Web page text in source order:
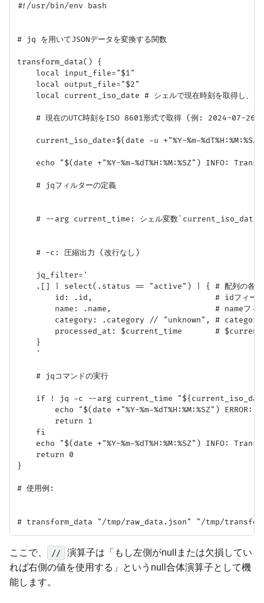
#!/usr/bin/env bash
# jq を用いてJSONデータを変換する関数
transform_data() {
    local input_file="$1"
    local output_file="$2"
local current_iso_date # シェルで現在時刻を取得し、jq
# 現在のUTC時刻をISO 8601形式で取得 (例: 2024-07-
current_iso_date=$(date -u +"%Y-%m-
echo "$(date +"%Y-%m-%dT%H:%M:%SZ") INFO:
    # jqフィルターの定義
# --arg current_time: シェル変数`current_iso_date`
    # -c: 圧縮出力 (改行なし)
    jq_filter='
.[] | select(.status == "active") | { # 配列の各要
id: .id,                          # idフィール
name: .name,                      # nameフィー
category: .category // "unknown", # categoryが
processed_at: $current_time       #
    }
    '
    # jqコマンドの実行
if ! jq -c --arg current_time
echo "$(date +"%Y-%m-%dT%H:%M:%SZ") ERROR:
        return 1
    fi
echo "$(date +"%Y-%m-%dT%H:%M:%SZ") INFO:
    return 0
}
# 使用例:
ここで、 //
演算子は「もし左側がnullまたは欠損してい
れば右側の値を使用する」というnull合体演算子として機
能します。